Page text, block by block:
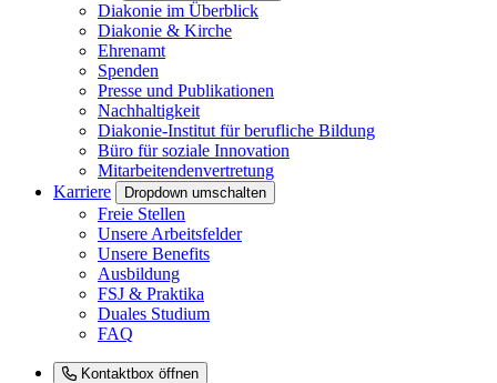
Diakonie im Überblick
Diakonie & Kirche
Ehrenamt
Spenden
Presse und Publikationen
Nachhaltigkeit
Diakonie-Institut für berufliche Bildung
Büro für soziale Innovation
Mitarbeitendenvertretung
Karriere
Dropdown umschalten
Freie Stellen
Unsere Arbeitsfelder
Unsere Benefits
Ausbildung
FSJ & Praktika
Duales Studium
FAQ
Kontaktbox öffnen